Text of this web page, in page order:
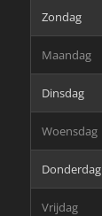
Zondag
Maandag
Dinsdag
Woensdag
Donderdag
Vrijdag